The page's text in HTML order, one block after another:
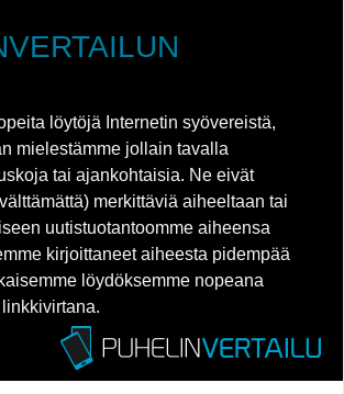
löytöjä Internetin syövereistä,
mielestämme jollain tavalla
tai ajankohtaisia. Ne eivät
merkittäviä aiheeltaan tai
uutistuotantoomme aiheensa
kirjoittaneet aiheesta pidempää
löydöksemme nopeana